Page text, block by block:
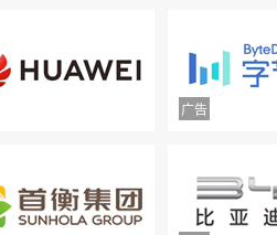
金，然后一直不给退
携程旅游APP非因消费者原因主票已退